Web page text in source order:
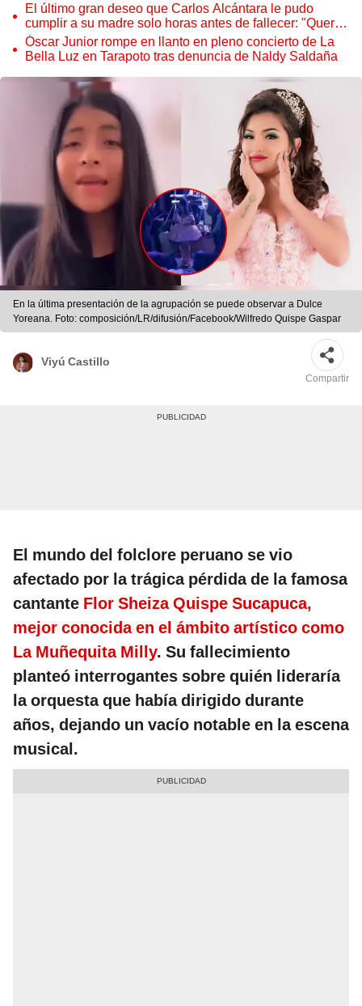
El último gran deseo que Carlos Alcántara le pudo
cumplir a su madre solo horas antes de fallecer: "Quería
darle esta sorpresa"
Óscar Junior rompe en llanto en pleno concierto de La
Bella Luz en Tarapoto tras denuncia de Naldy Saldaña
En la última presentación de la agrupación se puede observar a Dulce
Yoreana. Foto: composición/LR/difusión/Facebook/Wilfredo Quispe Gaspar
Viyú Castillo
Compartir
El mundo del folclore peruano se vio
afectado por la trágica pérdida de la famosa
cantante Flor Sheiza Quispe Sucapuca,
mejor conocida en el ámbito artístico como
La Muñequita Milly. Su fallecimiento
planteó interrogantes sobre quién lideraría
la orquesta que había dirigido durante
años, dejando un vacío notable en la escena
musical.